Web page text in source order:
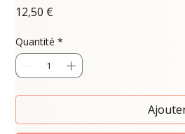
12,50 €Prix
Quantité *